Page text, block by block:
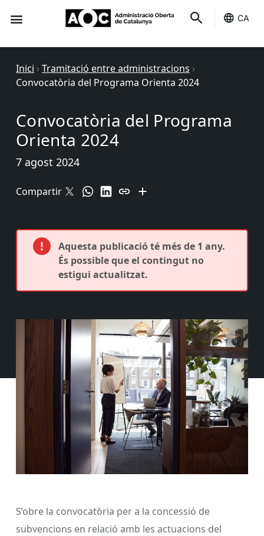
CA
Inici › Tramitació entre administracions ›
Convocatòria del Programa Orienta 2024
Convocatòria del Programa
Orienta 2024
7 agost 2024
Compartir
Aquesta publicació té més de 1 any.
És possible que el contingut no
estigui actualitzat.
S’obre la convocatòria per a la concessió de
subvencions en relació amb les actuacions del